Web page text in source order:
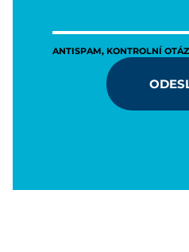
ANTISPAM, KONTROLNÍ